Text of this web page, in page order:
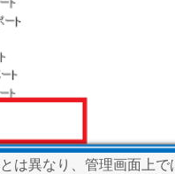
は異なり、管理画面上で